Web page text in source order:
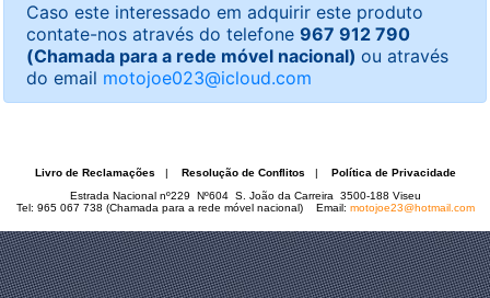
Caso este interessado em adquirir este produto
contate-nos através do telefone 967 912 790
(Chamada para a rede móvel nacional) ou através
do email motojoe023@icloud.com
Livro de Reclamações | Resolução de Conflitos | Política de Privacidade
Estrada Nacional nº229 Nº604 S. João da Carreira 3500-188 Viseu
Tel: 965 067 738 (Chamada para a rede móvel nacional) Email: motojoe23@hotmail.com